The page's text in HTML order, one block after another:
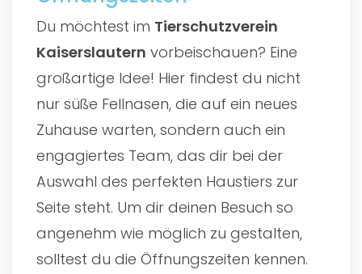
Du möchtest im Tierschutzverein
Kaiserslautern vorbeischauen? Eine
großartige Idee! Hier findest du nicht
nur süße Fellnasen, die auf ein neues
Zuhause warten, sondern auch ein
engagiertes Team, das dir bei der
Auswahl des perfekten Haustiers zur
Seite steht. Um dir deinen Besuch so
angenehm wie möglich zu gestalten,
solltest du die Öffnungszeiten kennen.